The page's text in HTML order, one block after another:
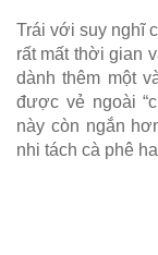
Trái với suy nghĩ
rất mất thời gian
dành thêm một
được vẻ ngoài
này còn ngắn
nhi tách cà phê